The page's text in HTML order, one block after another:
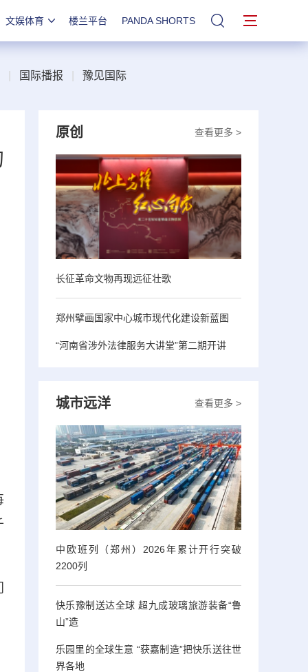
文娱体育 楼兰平台 PANDA SHORTS 站内搜索
国际播报 豫见国际
查看更多 >
原创
长征革命文物再现远征壮歌
郑州擘画国家中心城市现代化建设新蓝图
“河南省涉外法律服务大讲堂”第二期开讲
查看更多 >
城市远洋
中欧班列（郑州）2026年累计开行突破
2200列
快乐豫制送达全球 超九成玻璃旅游装备“鲁
山”造
乐园里的全球生意 “获嘉制造”把快乐送往世
界各地